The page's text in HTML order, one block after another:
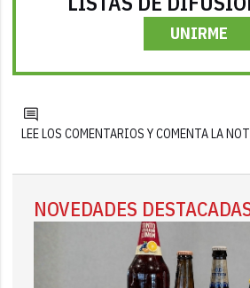
UNIRME
LEE LOS COMENTARIOS Y COMENTA LA
NOVEDADES